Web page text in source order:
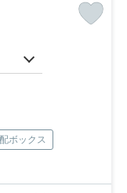
ボックス